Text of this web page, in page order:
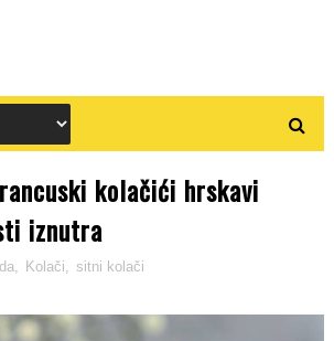
kolačići hrskavi
iznutra
, Kolači, sitni kolači